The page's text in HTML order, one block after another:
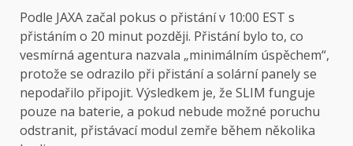
Podle JAXA začal pokus o přistání v 10:00 EST s
přistáním o 20 minut později. Přistání bylo to, co
vesmírná agentura nazvala „minimálním úspěchem“,
protože se odrazilo při přistání a solární panely se
nepodařilo připojit. Výsledkem je, že SLIM funguje
pouze na baterie, a pokud nebude možné poruchu
odstranit, přistávací modul zemře během několika